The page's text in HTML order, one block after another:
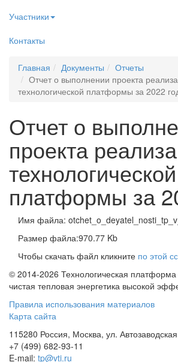
Участники
Контакты
Главная Документы
Отчеты
Отчет о выполнении проекта
технологической платформы за 2022
Отчет о
проекта
технологической
платформы за
Имя файла:
Размер файла:970.77 Kb
Чтобы скачать файл кликните по этой
© 2014-2026 Технологическая платформа
чистая тепловая энергетика высокой
Правила использования материалов
Карта сайта
115280 Россия, Москва, ул.
+7 (499) 682-93-11
E-mail: tp@vti.ru